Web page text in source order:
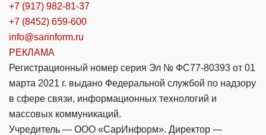
+7 (917) 982-81-37
+7 (8452) 659-600
info@sarinform.ru
РЕКЛАМА
Регистрационный номер серия Эл № ФС77-80393 от 01
марта 2021 г. выдано Федеральной службой по надзору
в сфере связи, информационных технологий и
массовых коммуникаций.
Учредитель — ООО «СарИнформ». Директор —